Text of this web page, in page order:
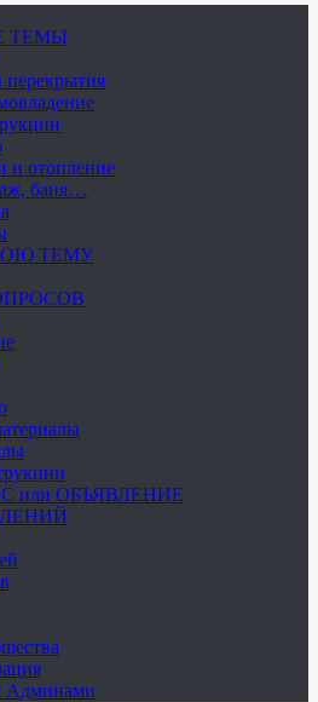
ТЕМЫ
и отопление
баня…
ТЕМУ
или ОБЪЯВЛЕНИЕ
Админами